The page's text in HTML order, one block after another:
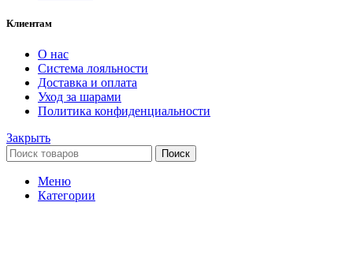
Клиентам
О нас
Система лояльности
Доставка и оплата
Уход за шарами
Политика конфиденциальности
Закрыть
Поиск
Меню
Категории